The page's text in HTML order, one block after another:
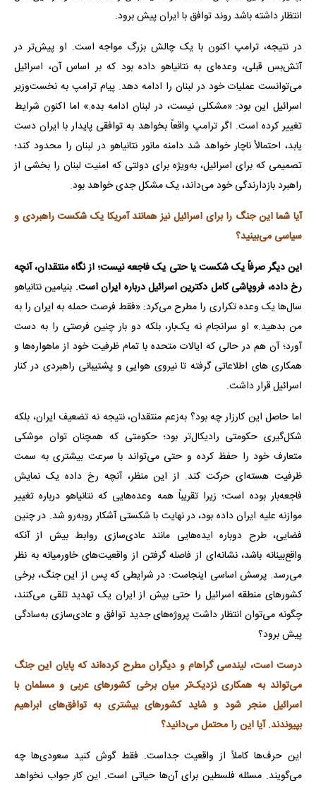
انتظار داشته باشد روند توافق با ایران پیش برود.
در نتیجه، ترامپ اکنون با یک چالش بزرگ مواجه است. او پیش‌تر در
آتش‌بس قبلی، وعده‌ای به نتانیاهو داده بود که بر اساس آن، اسرائیل
می‌توانست عملیات خود در لبنان را ادامه دهد. پیام ترامپ به نخست‌وزیر
اسرائیل این بود: «مشکلی نیست، در لبنان ادامه بده.» اما اکنون شرایط
تغییر کرده است. اگر ترامپ واقعاً بخواهد به توافقی پایدار با ایران دست
یابد، احتمالاً ناچار خواهد شد دامنه مانور نتانیاهو در لبنان را محدود کند؛
تصمیمی که برای اسرائیل، به‌ویژه برای دولتی که امنیت لبنان را بخشی از
راهبرد بازدارندگی خود می‌داند، یک مشکل جدی خواهد بود.
آیا شما این جنگ را برای اسرائیل نیز همانند آمریکا یک شکست راهبردی و
سیاسی می‌بینید؟
این دیگر صرفاً یک شکست یا حتی یک فاجعه نیست؛ از نگاه منتقدان، آنچه
رخ داده، فروپاشی کامل دکترین اسرائیل درباره ایران است. بنیامین نتانیاهو
سال‌ها یک وعده تکراری را مطرح می‌کرد: «فقط فرصت حمله به ایران را به
من بدهید.» او سرانجام نه یک‌بار، بلکه دو بار چنین فرصتی را به دست
آورد؛ آن هم در حالی که ایالات متحده با تمام ظرفیت خود از ماهواره‌ها و
همکاری های اطلاعاتی گرفته تا نیروی هوایی و پشتیبانی راهبردی در کنار
اسرائیل قرار داشت.
اما حاصل این کارزار چه بود؟ به‌زعم منتقدان، نتیجه نه تضعیف ایران، بلکه
شکل‌گیری حکومتی رادیکال‌تر بود؛ حکومتی که همچنان توان موشکی
متعارف خود را حفظ کرده و حتی می‌تواند با سرعت بیشتری به سمت
ظرفیت هسته‌ای حرکت کند. از این منظر، آنچه رخ داده یک نمایش
فاجعه‌بار بوده است؛ زیرا تقریباً همه وعده‌هایی که نتانیاهو درباره تغییر
موازنه علیه ایران داده بود، در نهایت با شکستی آشکار روبه‌رو شد. در چنین
فضایی، طرح دوباره ایده‌هایی مانند عادی‌سازی روابط بیش از آنکه
واقع‌بینانه باشد، نشانه‌ای از فاصله گرفتن از واقعیت‌های خاورمیانه به نظر
می‌رسد. پرسش اساسی اینجاست: در شرایطی که پس از این جنگ، برخی
کشورهای منطقه اسرائیل را حتی بیش از ایران یک تهدید تلقی می‌کنند،
چگونه می‌توان انتظار داشت پروژه‌های جدید توافق و عادی‌سازی به‌سادگی
پیش برود؟
درست است، لیندسی گراهام و دیگران مطرح کرده‌اند که پایان این جنگ
می‌تواند به همکاری نزدیک‌تر میان برخی کشورهای عربی و مسلمان با
اسرائیل منجر شود و شاید کشورهای بیشتری به توافق‌های ابراهیم
بپیوندند. آیا این را محتمل می‌دانید؟
این حرف‌ها کاملاً از واقعیت جداست. فقط گوش کنید سعودی‌ها چه
می‌گویند. مسئله فلسطین برای آن‌ها حیاتی است. این کار جواب نخواهد